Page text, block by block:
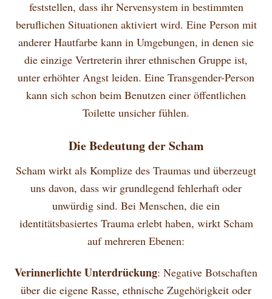
feststellen, dass ihr Nervensystem in bestimmten
beruflichen Situationen aktiviert wird. Eine Person mit
anderer Hautfarbe kann in Umgebungen, in denen sie
die einzige Vertreterin ihrer ethnischen Gruppe ist,
unter erhöhter Angst leiden. Eine Transgender-Person
kann sich schon beim Benutzen einer öffentlichen
Toilette unsicher fühlen.
Die Bedeutung der Scham
Scham wirkt als Komplize des Traumas und überzeugt
uns davon, dass wir grundlegend fehlerhaft oder
unwürdig sind. Bei Menschen, die ein
identitätsbasiertes Trauma erlebt haben, wirkt Scham
auf mehreren Ebenen:
Verinnerlichte Unterdrückung: Negative Botschaften
über die eigene Rasse, ethnische Zugehörigkeit oder